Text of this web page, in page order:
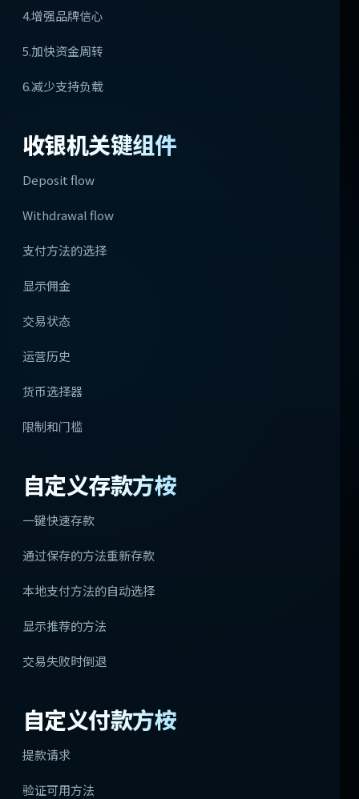
4.增强品牌信心
5.加快资金周转
6.减少支持负载
收银机关键组件
Deposit flow
Withdrawal flow
支付方法的选择
显示佣金
交易状态
运营历史
货币选择器
限制和门槛
自定义存款方桉
一键快速存款
通过保存的方法重新存款
本地支付方法的自动选择
显示推荐的方法
交易失败时倒退
自定义付款方桉
提款请求
验证可用方法